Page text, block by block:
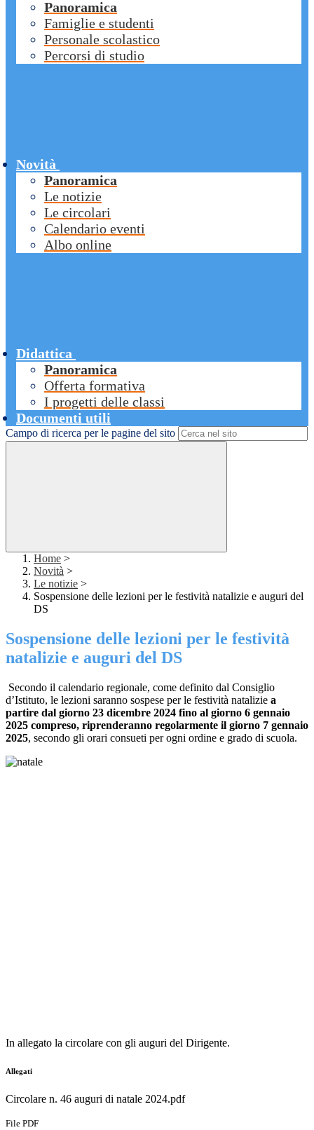
Panoramica
Famiglie e studenti
Personale scolastico
Percorsi di studio
Novità
Panoramica
Le notizie
Le circolari
Calendario eventi
Albo online
Didattica
Panoramica
Offerta formativa
I progetti delle classi
Documenti utili
Campo di ricerca per le pagine del sito
Home >
Novità >
Le notizie >
Sospensione delle lezioni per le festività natalizie e auguri del
DS
Sospensione delle lezioni per le festività
natalizie e auguri del DS
Secondo il calendario regionale, come definito dal Consiglio
d’Istituto, le lezioni saranno sospese per le festività natalizie a
partire dal giorno 23 dicembre 2024 fino al giorno 6 gennaio
2025 compreso, riprenderanno regolarmente il giorno 7 gennaio
2025, secondo gli orari consueti per ogni ordine e grado di scuola.
In allegato la circolare con gli auguri del Dirigente.
Allegati
Circolare n. 46 auguri di natale 2024.pdf
File PDF